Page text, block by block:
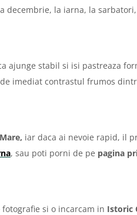
decembrie, la iarna, la
ajunge stabil si isi pastreaza
imediat contrastul frumos
iar daca ai nevoie rapid, il
, sau poti porni de pe pagina
si o incarcam in Istoric